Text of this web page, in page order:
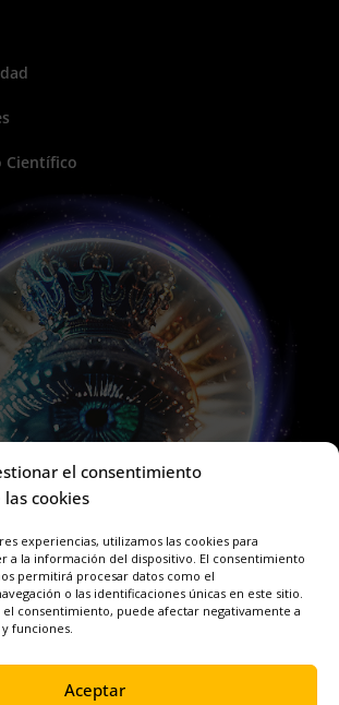
el consentimiento
las cookies
experiencias, utilizamos las cookies para
a la información del dispositivo. El consentimiento
permitirá procesar datos como el
o las identificaciones únicas en este sitio.
consentimiento, puede afectar negativamente a
funciones.
Aceptar
Científico